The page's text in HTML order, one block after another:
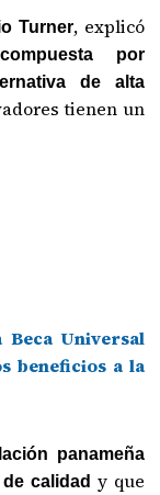
Turner, explicó
por
de alta
tienen un
Universal
beneficios a la
panameña
calidad y que